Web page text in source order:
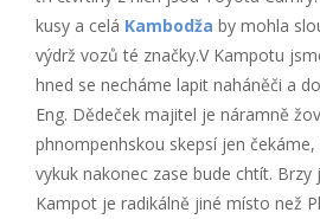
kusy a celá Kambodža by mohla
výdrž vozů té značky.V Kampotu
hned se necháme lapit naháněči a
Eng. Dědeček majitel je náramně
phnompenhskou skepsí jen
vykuk nakonec zase bude chtít. Brzy
Kampot je radikálně jiné místo než